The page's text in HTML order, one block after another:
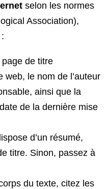
selon les normes
Association),
de titre
web, le nom de l’auteur
ainsi que la
de la dernière mise
d’un résumé,
titre. Sinon, passez à
du texte, citez les